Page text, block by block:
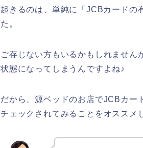
起きるのは、単純に「JCBカードの
た。
ご存じない方もいるかもしれませ
状態になってしまうんですよね♪
だから、源ベッドのお店でJCBカー
チェックされてみることをオススメ